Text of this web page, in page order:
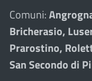
Comuni:
Bricherasio,
Prarostino,
San Secondo di